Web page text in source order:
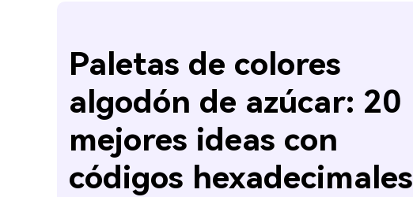
Paletas de colores
algodón de azúcar: 20
mejores ideas con
códigos hexadecimales